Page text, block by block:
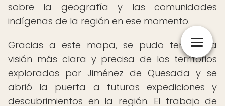
sobre la geografía y las comunidades
indígenas de la región en ese momento.
Gracias a este mapa, se pudo tener una
visión más clara y precisa de los territorios
explorados por Jiménez de Quesada y se
abrió la puerta a futuras expediciones y
descubrimientos en la región. El trabajo de